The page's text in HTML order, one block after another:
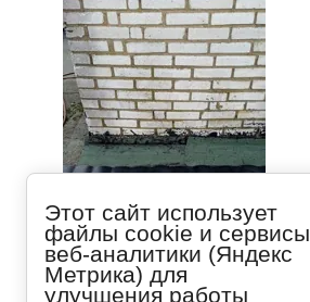
Предыдущее
Этот сайт использует
файлы cookie и сервисы
веб-аналитики (Яндекс
Метрика) для
улучшения работы